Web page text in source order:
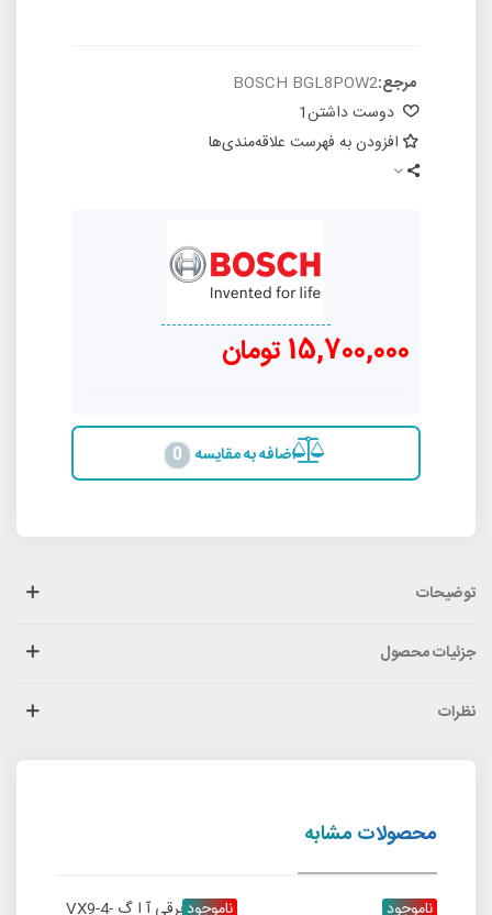
مرجع:BOSCH BGL8POW2
دوست داشتن1
افزودن به فهرست علاقه‌مندی‌ها
15,700,000 تومان
اضافه به مقایسه 0
توضیحات
جزئیات محصول
نظرات
محصولات مشابه
ناموجود ناموجود